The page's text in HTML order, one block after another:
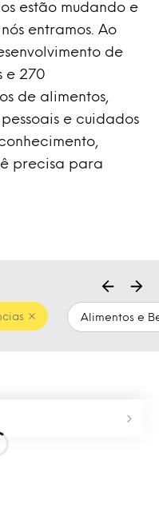
estão mudando e
entramos. Ao
de
e 270
de alimentos,
e cuidados
precisa para
Alimentos e